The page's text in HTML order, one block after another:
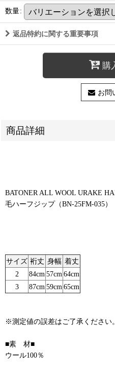
数量:
返品特約に関する重要事項
購
お問
商品詳細
BATONER ALL WOOL URAKE
毛ハーフジップ（BN-25FM-035）
サイズ 裄丈 身幅 着丈
2
84cm 57cm 64cm
3
87cm 59cm 65cm
※測定値の誤差はご了承ください。
■素 材■
ウール100％